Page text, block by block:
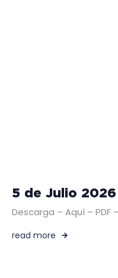
5 de Julio 2026
Descarga – Aquí – PDF
read more